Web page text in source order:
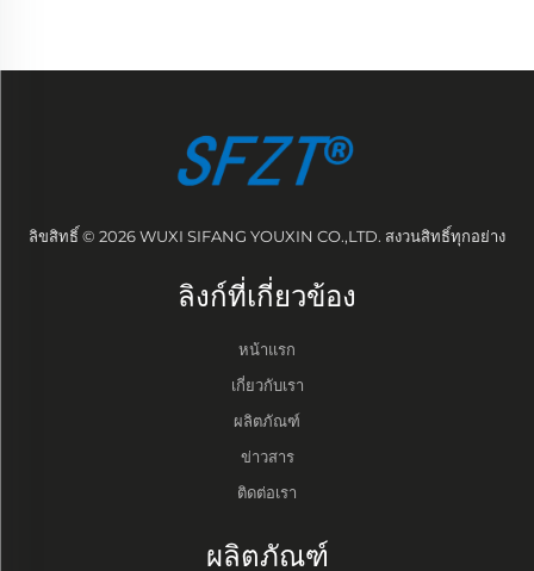
ลิขสิทธิ์ © 2026 WUXI SIFANG YOUXIN CO.,LTD. สงวนสิทธิ์ทุกอย่าง
ลิงก์ที่เกี่ยวข้อง
หน้าแรก
เกี่ยวกับเรา
ผลิตภัณฑ์
ข่าวสาร
ติดต่อเรา
ผลิตภัณฑ์